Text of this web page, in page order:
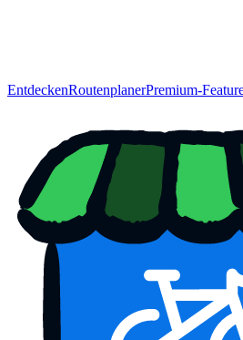
EntdeckenRoutenplanerPremium-